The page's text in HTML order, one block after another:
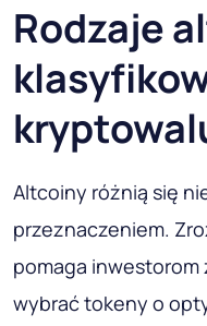
Rodzaje
Altcoiny różnią się
przeznaczeniem.
pomaga
wybrać tokeny o